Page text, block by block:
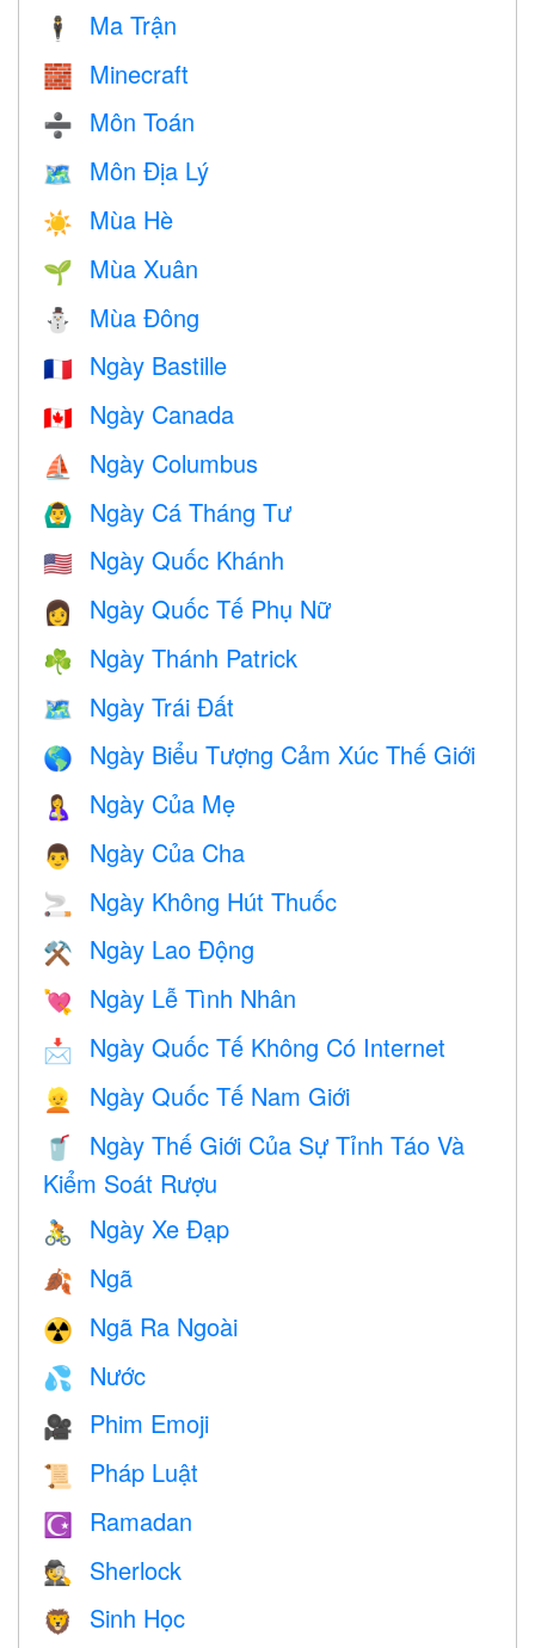
🕴️ Ma Trận
🧱 Minecraft
➗ Môn Toán
🗺 Môn Địa Lý
☀️ Mùa Hè
🌱 Mùa Xuân
⛄ Mùa Đông
🇫🇷 Ngày Bastille
🇨🇦 Ngày Canada
⛵️ Ngày Columbus
🙆‍♂️ Ngày Cá Tháng Tư
🇺🇸 Ngày Quốc Khánh
👩 Ngày Quốc Tế Phụ Nữ
☘️ Ngày Thánh Patrick
🗺️ Ngày Trái Đất
🌎 Ngày Biểu Tượng Cảm Xúc Thế Giới
🤱 Ngày Của Mẹ
👨 Ngày Của Cha
🚬 Ngày Không Hút Thuốc
⚒️ Ngày Lao Động
💘 Ngày Lễ Tình Nhân
📩 Ngày Quốc Tế Không Có Internet
👱 Ngày Quốc Tế Nam Giới
🥤
Ngày Thế Giới Của Sự Tỉnh Táo Và
Kiểm Soát Rượu
🚴 Ngày Xe Đạp
🍂 Ngã
☢️ Ngã Ra Ngoài
💦 Nước
🎥 Phim Emoji
📜 Pháp Luật
☪️ Ramadan
🕵️ Sherlock
🦁 Sinh Học